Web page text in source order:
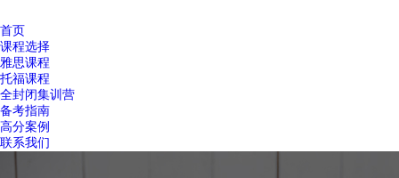
首页
课程选择
雅思课程
托福课程
全封闭集训营
备考指南
高分案例
联系我们